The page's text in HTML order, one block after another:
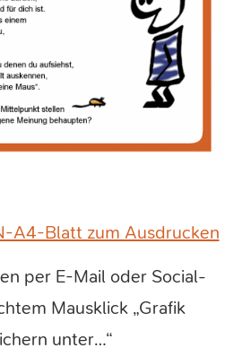
A4-Blatt zum Ausdrucken
per E-Mail oder Social-
Mausklick „Grafik
unter…“